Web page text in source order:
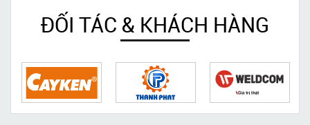
ĐỐI TÁC & KHÁCH HÀNG